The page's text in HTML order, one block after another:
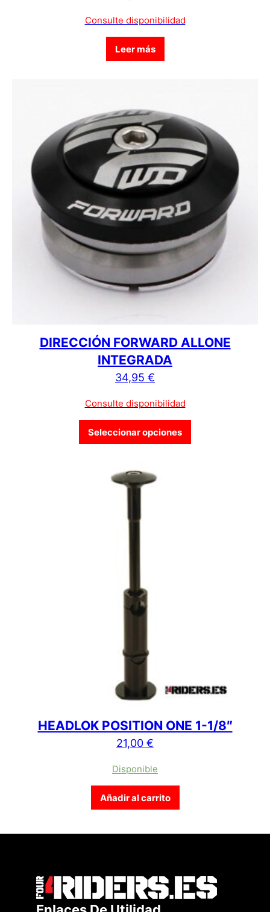
Consulte disponibilidad
Leer más
DIRECCIÓN FORWARD ALLONE
INTEGRADA
34,95 €
Consulte disponibilidad
Seleccionar opciones
HEADLOK POSITION ONE 1-1/8″
21,00 €
Disponible
Añadir al carrito